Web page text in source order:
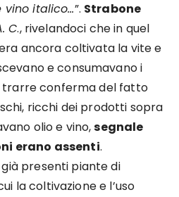
vino italico…”. Strabone
C., rivelandoci che in quel
ancora coltivata la vite e
e consumavano i
trarre conferma del fatto
ricchi dei prodotti sopra
olio e vino,segnale
erano assenti.
presenti piante di
la coltivazione e l’uso